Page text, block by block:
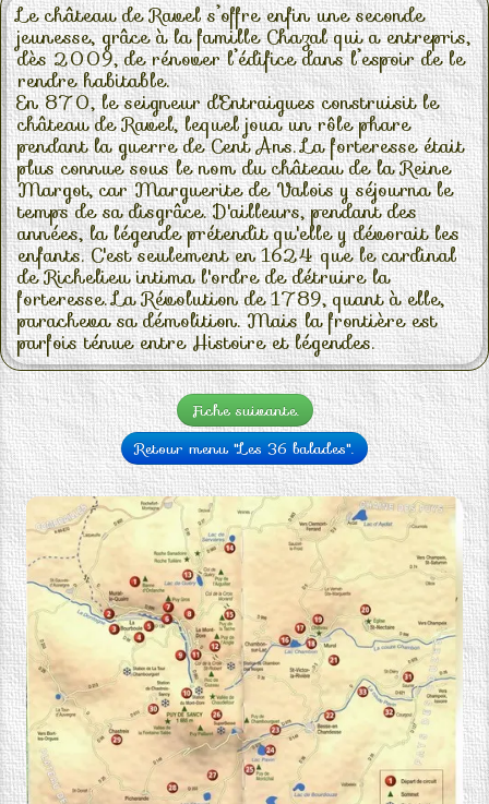
Le château de Ravel s’offre enfin une seconde
jeunesse, grâce à la famille Chazal qui a entrepris,
dès 2009, de rénover l’édifice dans l’espoir de le
rendre habitable.
En 870, le seigneur d'Entraigues construisit le
château de Ravel, lequel joua un rôle phare
pendant la guerre de Cent Ans. La forteresse était
plus connue sous le nom du château de la Reine
Margot, car Marguerite de Valois y séjourna le
temps de sa disgrâce. D'ailleurs, pendant des
années, la légende prétendit qu'elle y dévorait les
enfants. C'est seulement en 1624 que le cardinal
de Richelieu intima l'ordre de détruire la
forteresse. La Révolution de 1789, quant à elle,
paracheva sa démolition. Mais la frontière est
parfois ténue entre Histoire et légendes.
Fiche suivante.
Retour menu "Les 36 balades".